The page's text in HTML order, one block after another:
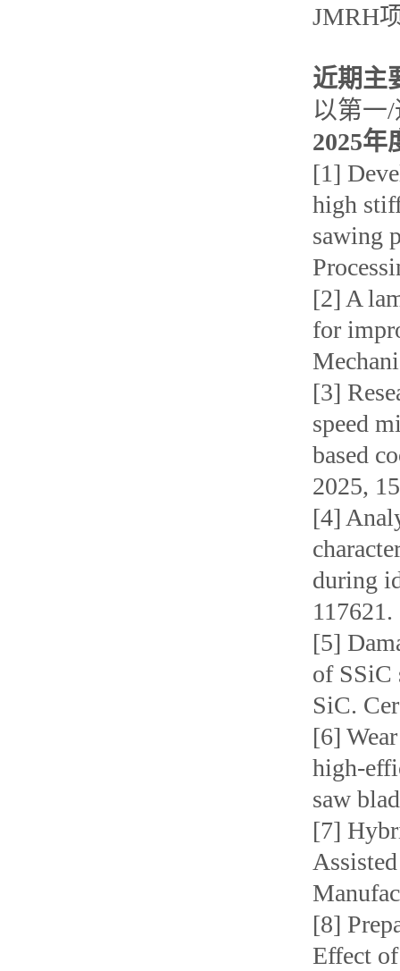
JMRH
近期主
以第一
2025年
[1]
high
sawing
[2] A
for
[3]
speed
based
2025,
[4]
during
117621.
[5]
of SSiC
SiC.
[6]
high-
saw
[7]
[8]
Effect